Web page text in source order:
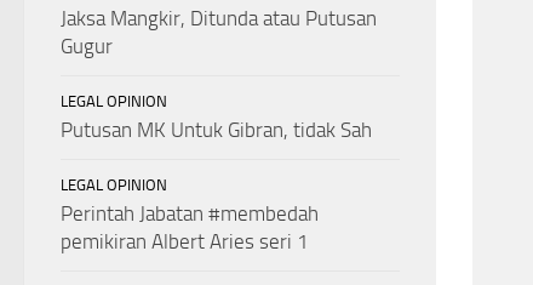
Jaksa Mangkir, Ditunda atau Putusan
Gugur
LEGAL OPINION
Putusan MK Untuk Gibran, tidak Sah
LEGAL OPINION
Perintah Jabatan #membedah
pemikiran Albert Aries seri 1